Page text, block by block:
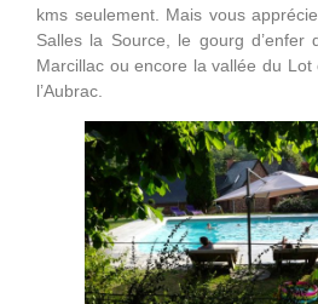
kms seulement. Mais vous
Salles la Source, le gourg d’enfer
Marcillac ou encore la vallée du Lot
l’Aubrac.